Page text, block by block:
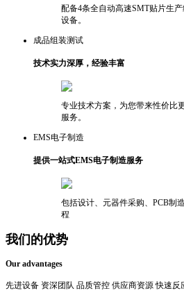
配备4条全自动高速SMT贴片生
设备。
成品组装测试
技术实力深厚，经验丰富
专业技术方案，为您带来性价比
服务。
EMS电子制造
提供一站式EMS电子制造服务
包括设计、元器件采购、PCB制
程
我们的优势
Our advantages
先进设备 资深团队 品质管控 供应商资源 快速反